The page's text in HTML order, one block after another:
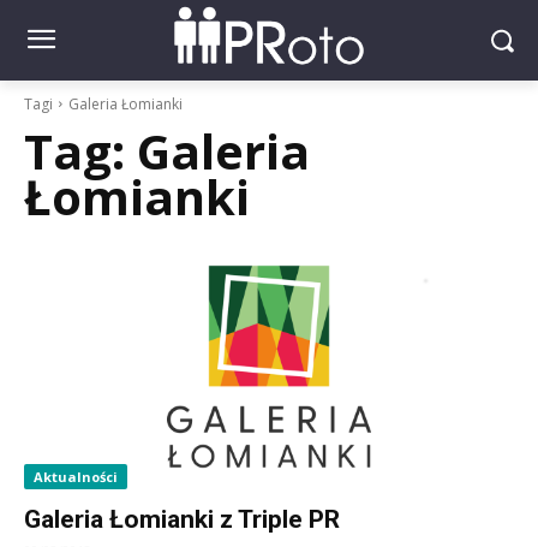
Tagi Galeria Łomianki
Tag: Galeria
Łomianki
Aktualności
Galeria Łomianki z Triple PR